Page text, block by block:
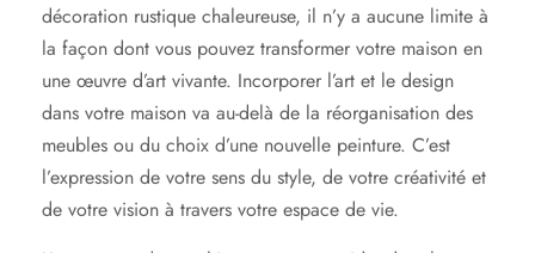
décoration rustique chaleureuse, il n’y a aucune limite à
la façon dont vous pouvez transformer votre maison en
une œuvre d’art vivante. Incorporer l’art et le design
dans votre maison va au-delà de la réorganisation des
meubles ou du choix d’une nouvelle peinture. C’est
l’expression de votre sens du style, de votre créativité et
de votre vision à travers votre espace de vie.